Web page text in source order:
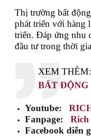
Thị trường bất
phát triển với hàng
triển. Đáp ứng nhu
đầu tư trong thời
XEM THÊM:
BẤT ĐỘNG
Youtube:
Fanpage: Rich
Facebook diễn